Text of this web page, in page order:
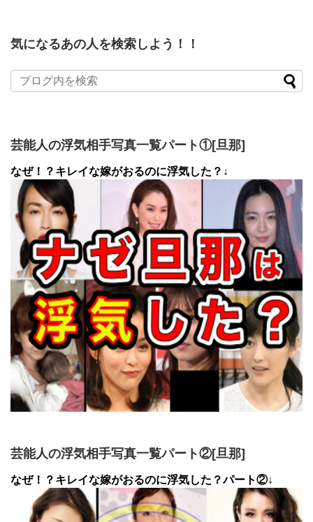
気になるあの人を検索しよう！！
芸能人の浮気相手写真一覧パート①[旦那]
なぜ！？キレイな嫁がおるのに浮気した？↓
芸能人の浮気相手写真一覧パート②[旦那]
なぜ！？キレイな嫁がおるのに浮気した？パート②↓